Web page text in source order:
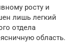
росту и
лишь легкий
отдела
область.